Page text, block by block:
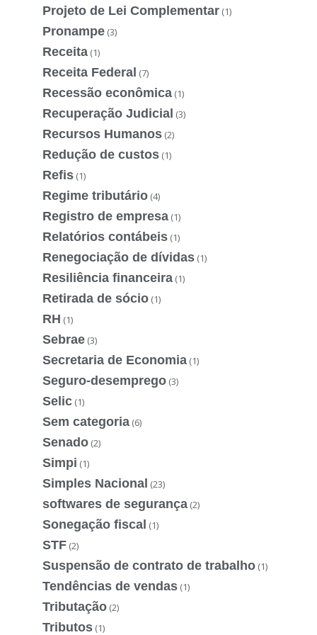
Projeto de Lei Complementar (1)
Pronampe (3)
Receita (1)
Receita Federal (7)
Recessão econômica (1)
Recuperação Judicial (3)
Recursos Humanos (2)
Redução de custos (1)
Refis (1)
Regime tributário (4)
Registro de empresa (1)
Relatórios contábeis (1)
Renegociação de dívidas (1)
Resiliência financeira (1)
Retirada de sócio (1)
RH (1)
Sebrae (3)
Secretaria de Economia (1)
Seguro-desemprego (3)
Selic (1)
Sem categoria (6)
Senado (2)
Simpi (1)
Simples Nacional (23)
softwares de segurança (2)
Sonegação fiscal (1)
STF (2)
Suspensão de contrato de trabalho (1)
Tendências de vendas (1)
Tributação (2)
Tributos (1)